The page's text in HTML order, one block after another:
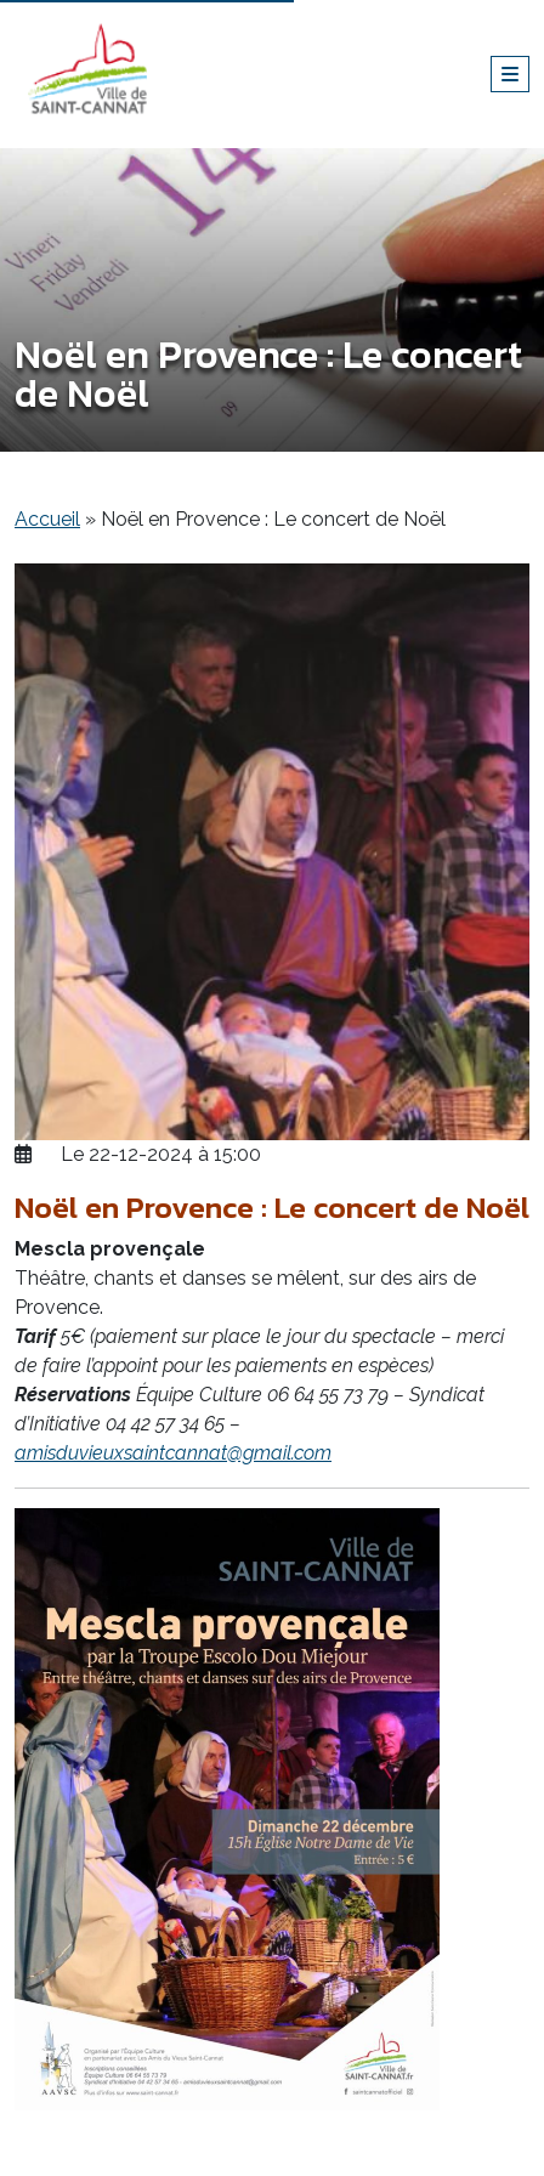
Noël en Provence : Le concert
de Noël
Accueil » Noël en Provence : Le concert de Noël
Le 22-12-2024 à 15:00
Noël en Provence : Le concert de Noël
Mescla provençale
Théâtre, chants et danses se mêlent, sur des airs de
Provence.
Tarif5€ (paiement sur place le jour du spectacle – merci
de faire l’appoint pour les paiements en espèces)
Réservations Équipe Culture 06 64 55 73 79 – Syndicat
d’Initiative 04 42 57 34 65 –
amisduvieuxsaintcannat@gmail.com